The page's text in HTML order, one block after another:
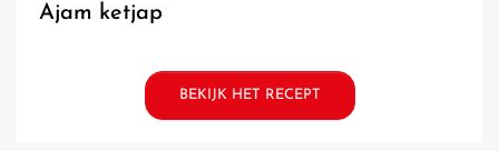
ajam ketjap
BEKIJK HET RECEPT